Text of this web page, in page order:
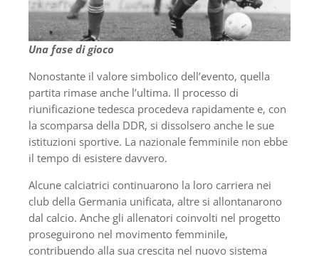
Una fase di gioco
Nonostante il valore simbolico dell’evento, quella
partita rimase anche l’ultima. Il processo di
riunificazione tedesca procedeva rapidamente e, con
la scomparsa della DDR, si dissolsero anche le sue
istituzioni sportive. La nazionale femminile non ebbe
il tempo di esistere davvero.
Alcune calciatrici continuarono la loro carriera nei
club della Germania unificata, altre si allontanarono
dal calcio. Anche gli allenatori coinvolti nel progetto
proseguirono nel movimento femminile,
contribuendo alla sua crescita nel nuovo sistema